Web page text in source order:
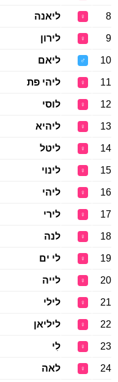
8
♀ ליאנה
9
♀ לירון
10
♂ ליאם
11
♀ ליהי פת
12
♀ לוסי
13
♀ ליהיא
14
♀ ליטל
15
♀ לינוי
16
♀ ליהי
17
♀ לירי
18
♀ לנה
19
♀ לי ים
20
♀ לייה
21
♀ לילי
22
♀ ליליאן
23
♀ לִי
24
♀ לאה